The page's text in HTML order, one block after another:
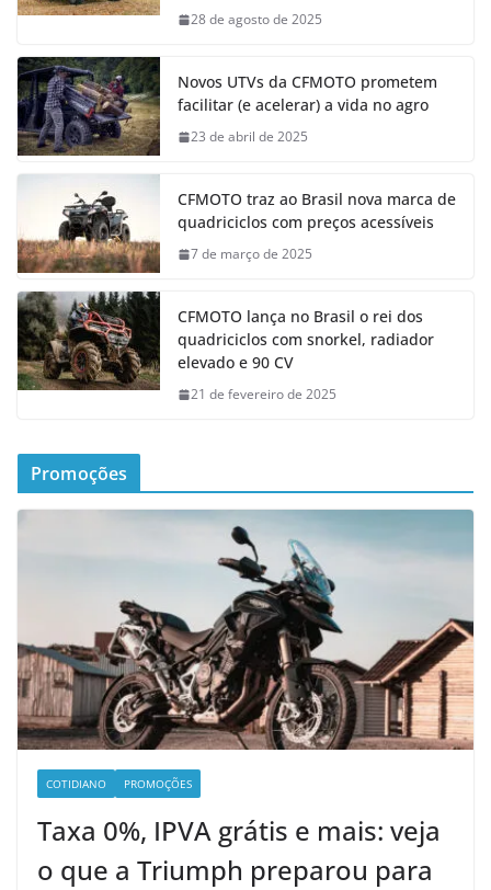
28 de agosto de 2025
Novos UTVs da CFMOTO prometem
facilitar (e acelerar) a vida no agro
23 de abril de 2025
CFMOTO traz ao Brasil nova marca de
quadriciclos com preços acessíveis
7 de março de 2025
CFMOTO lança no Brasil o rei dos
quadriciclos com snorkel, radiador
elevado e 90 CV
21 de fevereiro de 2025
Promoções
COTIDIANO PROMOÇÕES
Taxa 0%, IPVA grátis e mais: veja
o que a Triumph preparou para